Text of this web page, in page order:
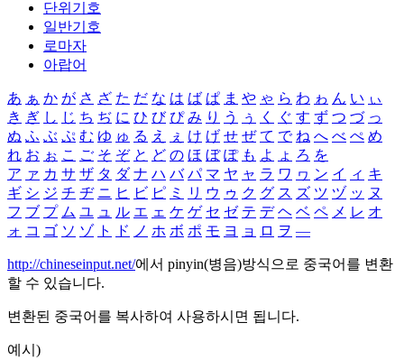
단위기호
일반기호
로마자
아랍어
あ ぁ か が さ ざ た だ な は ば ぱ ま や ゃ ら わ ゎ ん い ぃ
き ぎ し じ ち ぢ に ひ び ぴ み り う ぅ く ぐ す ず つ づ っ
ぬ ふ ぶ ぷ む ゆ ゅ る え ぇ け げ せ ぜ て で ね へ べ ぺ め
れ お ぉ こ ご そ ぞ と ど の ほ ぼ ぽ も よ ょ ろ を
ア ァ カ サ ザ タ ダ ナ ハ バ パ マ ヤ ャ ラ ワ ヮ ン イ ィ キ
ギ シ ジ チ ヂ ニ ヒ ビ ピ ミ リ ウ ゥ ク グ ス ズ ツ ヅ ッ ヌ
フ ブ プ ム ユ ュ ル エ ェ ケ ゲ セ ゼ テ デ ヘ ベ ペ メ レ オ
ォ コ ゴ ソ ゾ ト ド ノ ホ ボ ポ モ ヨ ョ ロ ヲ ―
http://chineseinput.net/에서 pinyin(병음)방식으로 중국어를 변환
할 수 있습니다.
변환된 중국어를 복사하여 사용하시면 됩니다.
예시)